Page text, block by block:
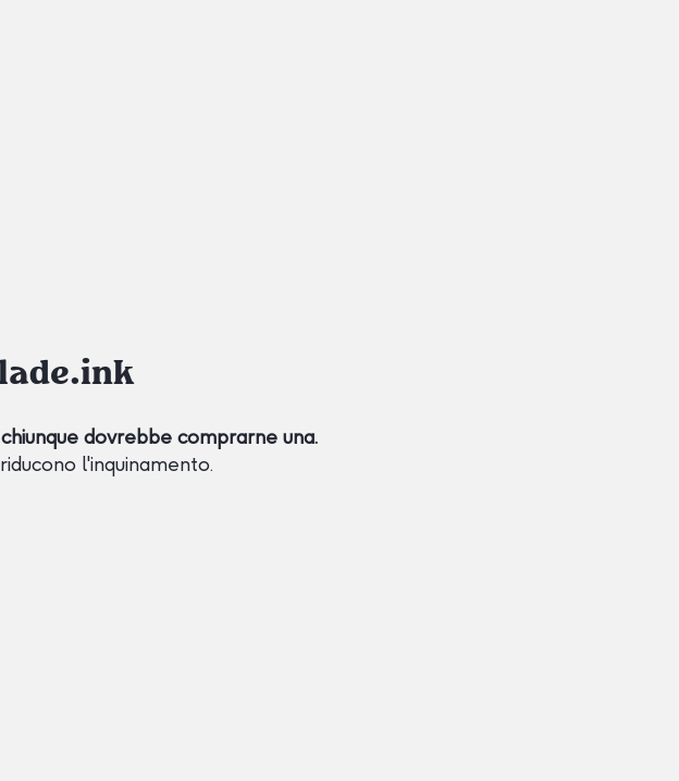
chiunque dovrebbe comprarne una.
l'inquinamento.